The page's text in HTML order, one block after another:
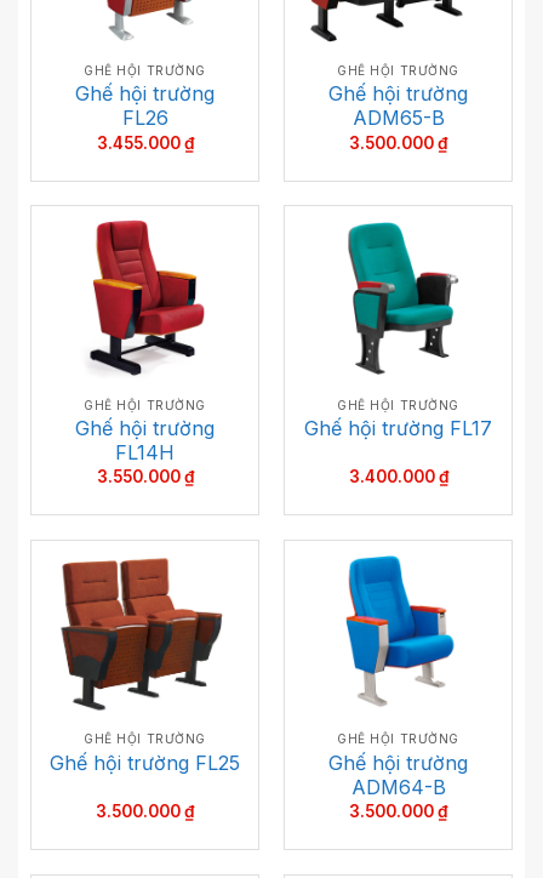
GHẾ HỘI TRƯỜNG
Ghế hội trường
FL26
3.455.000₫
GHẾ HỘI TRƯỜNG
Ghế hội trường
ADM65-B
3.500.000₫
GHẾ HỘI TRƯỜNG
Ghế hội trường
FL14H
3.550.000₫
GHẾ HỘI TRƯỜNG
Ghế hội trường FL17
3.400.000₫
GHẾ HỘI TRƯỜNG
Ghế hội trường FL25
3.500.000₫
GHẾ HỘI TRƯỜNG
Ghế hội trường
ADM64-B
3.500.000₫